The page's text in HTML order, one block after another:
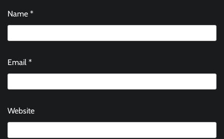
Name *
Email *
Website